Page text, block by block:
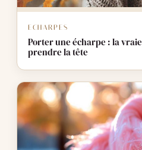
ECHARPES
Porter une écharpe : la
prendre la tête